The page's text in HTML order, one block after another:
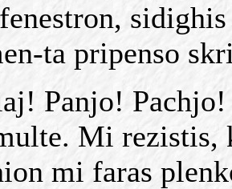
ta pripenso
Panjo!
Mi rezistis,
mi faras